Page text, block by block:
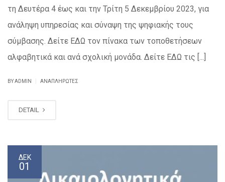
τη Δευτέρα 4 έως και την Τρίτη 5 Δεκεμβρίου 2023, για
ανάληψη υπηρεσίας και σύναψη της ψηφιακής τους
σύμβασης. Δείτε ΕΔΩ τον πίνακα των τοποθετήσεων
αλφαβητικά και ανά σχολική μονάδα. Δείτε ΕΔΩ τις [...]
BY ADMIN ΑΝΑΠΛΗΡΩΤΈΣ
DETAIL
ΔΕΚ
01